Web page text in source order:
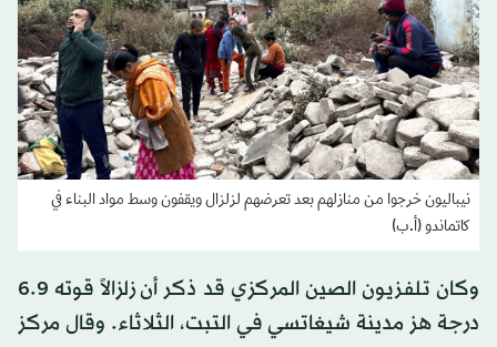
نيباليون خرجوا من منازلهم بعد تعرضهم لزلزال ويقفون وسط مواد البناء في
كاتماندو (أ.ب)
وكان تلفزيون الصين المركزي قد ذكر أن زلزالاً قوته 6.9
درجة هز مدينة شيغاتسي في التبت، الثلاثاء. وقال مركز